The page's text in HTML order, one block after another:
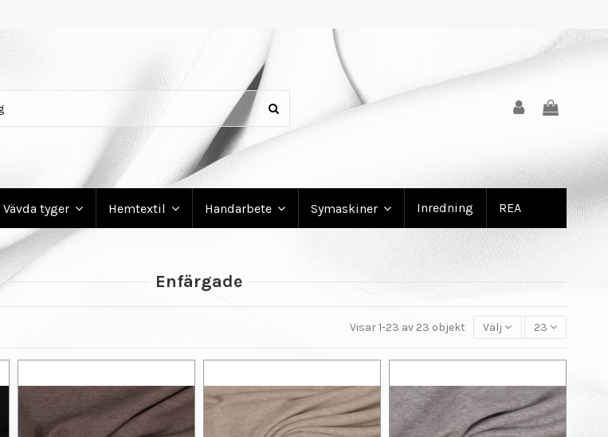
Vävda tyger Hemtextil Handarbete Symaskiner Inredning REA
Enfärgade
Visar 1-23 av 23 objekt Välj 23